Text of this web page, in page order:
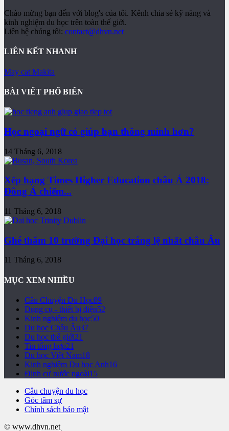
Chào mừng bạn đến với blog's của tôi. Kênh chia sẻ kỹ năng và
kinh nghiệm du học trên toàn thế giới.
Liên hệ chúng tôi: contact@dhvn.net
LIÊN KẾT NHANH
May cat Makita
BÀI VIẾT PHỔ BIẾN
Học ngoại ngữ có giúp bạn thông minh hơn?
14 Tháng 6, 2018
Xếp hạng Times Higher Education châu Á 2018:
Đông Á chiếm...
11 Tháng 6, 2018
Ghé thăm 10 trường Đại học tráng lệ nhất châu Âu
11 Tháng 6, 2018
MỤC XEM NHIỀU
Câu Chuyện Du Học89
Dụng cụ - thiết bị điện52
Kinh nghiệm du học50
Du học Châu Âu37
Du học thế giới21
Tin tổng hợp21
Du học Việt Nam18
Kinh nghiệm Du học Anh16
Định cư nước ngoài15
Câu chuyện du học
Góc tâm sự
Chính sách bảo mật
© www.dhvn.net